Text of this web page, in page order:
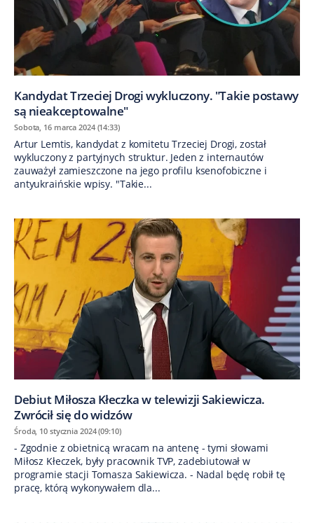
Kandydat Trzeciej Drogi wykluczony. "Takie postawy
są nieakceptowalne"
Sobota, 16 marca 2024 (14:33)
Artur Lemtis, kandydat z komitetu Trzeciej Drogi, został
wykluczony z partyjnych struktur. Jeden z internautów
zauważył zamieszczone na jego profilu ksenofobiczne i
antyukraińskie wpisy. "Takie...
Debiut Miłosza Kłeczka w telewizji Sakiewicza.
Zwrócił się do widzów
Środa, 10 stycznia 2024 (09:10)
- Zgodnie z obietnicą wracam na antenę - tymi słowami
Miłosz Kłeczek, były pracownik TVP, zadebiutował w
programie stacji Tomasza Sakiewicza. - Nadal będę robił tę
pracę, którą wykonywałem dla...